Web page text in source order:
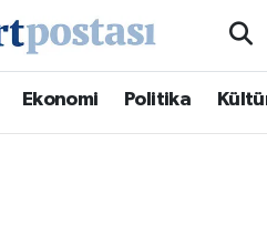
Ekonomi Politika